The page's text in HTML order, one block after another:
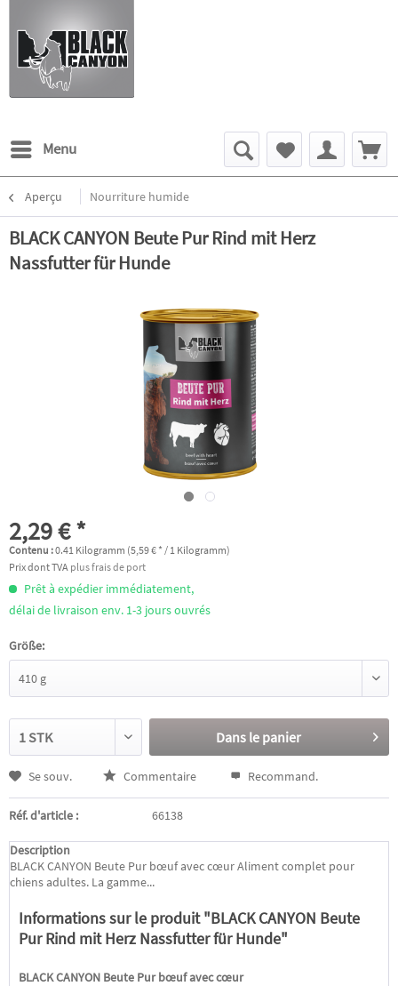
Menu
Aperçu Nourriture humide
BLACK CANYON Beute Pur Rind mit Herz
Nassfutter für Hunde
2,29 € *
Contenu :0.41 Kilogramm (5,59 € * / 1 Kilogramm)
Prix dont TVA plus frais de port
Prêt à expédier immédiatement,
délai de livraison env. 1-3 jours ouvrés
Größe:
Dans le panier
Se souv. Commentaire Recommand.
Réf. d'article : 66138
Description
BLACK CANYON Beute Pur bœuf avec cœur Aliment complet pour
chiens adultes. La gamme...
Informations sur le produit "BLACK CANYON Beute
Pur Rind mit Herz Nassfutter für Hunde"
BLACK CANYON Beute Purbœuf avec cœur